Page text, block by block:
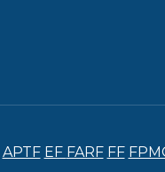
APTF EF FARF FF